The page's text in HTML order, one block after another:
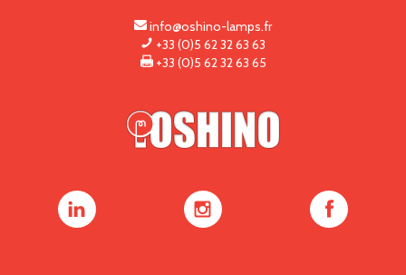
info@oshino-lamps.fr
+33 (0)5 62 32 63 63
+33 (0)5 62 32 63 65
Oshino
Oshino
Oshino